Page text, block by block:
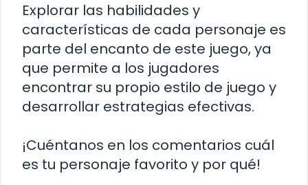
Explorar las habilidades y
características de cada personaje es
parte del encanto de este juego, ya
que permite a los jugadores
encontrar su propio estilo de juego y
desarrollar estrategias efectivas.
¡Cuéntanos en los comentarios cuál
es tu personaje favorito y por qué!